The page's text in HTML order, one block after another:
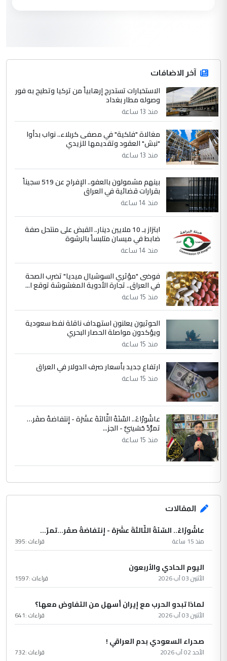
جنسية الرافد الثالث للعراق ومن اصول عريقة
ابا فرات ...
الموضوع :
الجواهري يرد على صدام حسين سل
مضجعيك يابن الزنا (نص كامل)
حيدر عاشور
التعليق : تحياتي لك استاذ حامدتركان. كلام
دقيق ومسؤول؛ فالاستثمار الحقيقي للإنسان
وثروات البلد يعتمد على الكفاءة ...
الموضوع :
بين الإهمال واغتصاب الأرض.. بلاد
الرافدين تعاني الجفاف والتصحر!!
التعليق : هذه الزيارة تنفع لبنان، دون الشعب
العراقي، الذي احترق بحر الصيف، في حين
حكومة الزيدي ...
الموضوع :
نواف سلام في بغداد.. "الفيول" مقابل
تصدير النفط العراقي
آخر الاضافات
الاستخبارات تستدرج إرهابياً من تركيا وتطيح به فور
وصوله مطار بغداد
منذ 13 ساعة
مغالاة "فلكية" في مصفى كربلاء.. نواب بدأوا
"نبش" العقود وتقديمها للزيدي
منذ 13 ساعة
بينهم مشمولون بالعفو.. الإفراج عن 519 سجيناً
بقرارات قضائية في العراق
منذ 14 ساعة
ابتزاز بـ 10 ملايين دينار.. القبض على منتحل صفة
ضابط في ميسان متلبساً بالرشوة
منذ 14 ساعة
فوضى "مؤثري السوشيال ميديا" تضرب الصحة
في العراق.. تجارة الأدوية المغشوشة توقع ا...
منذ 15 ساعة
الحوثيون يعلنون استهداف ناقلة نفط سعودية
ويؤكدون مواصلة الحصار البحري
منذ 15 ساعة
ارتفاع جديد بأسعار صرف الدولار في العراق
منذ 15 ساعة
عاشُورْاءُ.. السّنَةُ الثّالثةَ عشَرَة - إِنتفاضةُ صفَر…
تمرُّدٌ حُسَينيٌّ - الجز...
منذ 15 ساعة
المقالات
عاشُورْاءُ.. السّنَةُ الثّالثةَ عشَرَة - إِنتفاضةُ صفَر…تمرّ...
منذ 15 ساعة قراءات :395
اليوم الحادي والأربعون
الأثنين 03 آب 2026 قراءات :1597
لماذا تبدو الحرب مع إيران أسهل من التفاوض معها؟
الأثنين 03 آب 2026 قراءات :641
صحراء السعودي بدم العراقي !
الأحد 02 آب 2026 قراءات :732